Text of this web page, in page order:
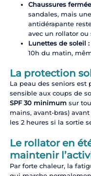
Chaussures
sandales, mais
antidérapante
avec un rollator ou
Lunettes de soleil :
10h du matin,
La protection
La peau des seniors est
sensible aux coups de
SPF 30 minimumsur
mains, avant-bras)
les 2 heures si la sortie
Le rollator en
maintenir
Par forte chaleur, la